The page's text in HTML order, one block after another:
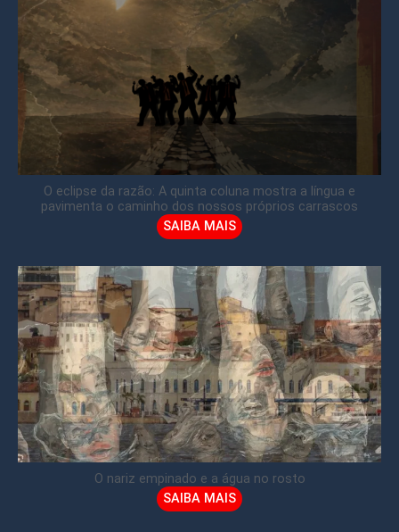
O eclipse da razão: A quinta coluna mostra a língua e
pavimenta o caminho dos nossos próprios carrascos
SAIBA MAIS
O nariz empinado e a água no rosto
SAIBA MAIS